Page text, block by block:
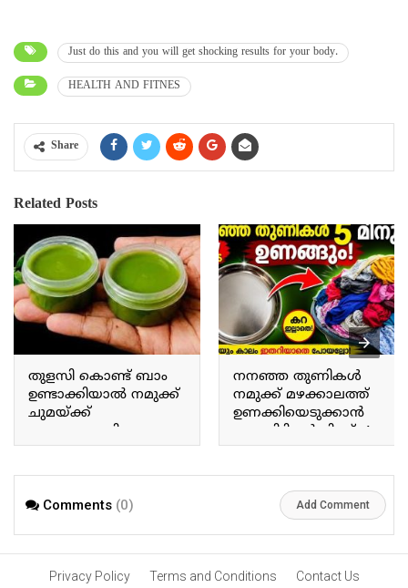
Just do this and you will get shocking results for your body.
HEALTH AND FITNES
Share
Related Posts
തുളസി കൊണ്ട് ബാം
ഉണ്ടാക്കിയാൽ നമുക്ക്
ചുമയ്ക്ക്
ജലദോഷത്തിനും
ഇതൊരു പരിഹാരം
a remedy for coughs and
നനഞ്ഞ തുണികൾ
നമുക്ക് മഴക്കാലത്ത്
ഉണക്കിയെടുക്കാൻ
ഒരു കിടിലൻ ട്രിക്ക്. A
great trick to dry wet
Comments (0) Add Comment
Privacy Policy Terms and Conditions Contact Us